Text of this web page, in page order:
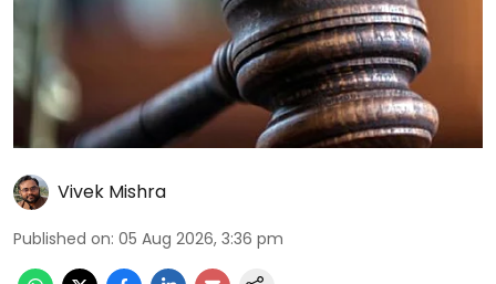
Vivek Mishra
Published on: 05 Aug 2026, 3:36 pm